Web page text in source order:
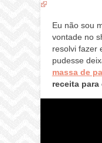
Eu não sou
vontade no
resolvi fazer
pudesse
massa de
receita